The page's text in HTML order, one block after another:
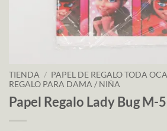
TIENDA / PAPEL DE REGALO TODA
REGALO PARA DAMA / NIÑA
Papel Regalo Lady Bug M-